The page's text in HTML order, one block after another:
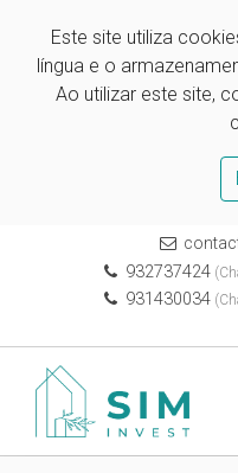
Este site utiliza
língua e o
Ao utilizar este site,
932737424
931430034